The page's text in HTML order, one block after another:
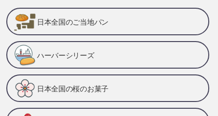
日本全国のご当地パン
ハーバーシリーズ
日本全国の桜のお菓子